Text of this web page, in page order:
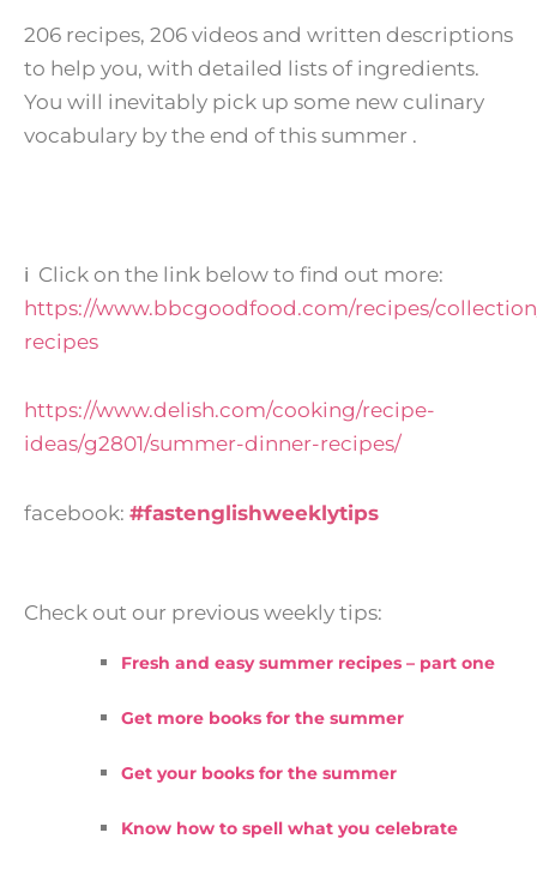
206 recipes, 206 videos and written descriptions
to help you, with detailed lists of ingredients.
You will inevitably pick up some new culinary
vocabulary by the end of this summer .
ℹ Click on the link below to find out more:
https://www.bbcgoodfood.com/recipes/
recipes
https://www.delish.com/cooking/recipe-
ideas/g2801/summer-dinner-recipes/
facebook: #fastenglishweeklytips
Check out our previous weekly tips:
Fresh and easy summer recipes – part one
Get more books for the summer
Get your books for the summer
Know how to spell what you celebrate